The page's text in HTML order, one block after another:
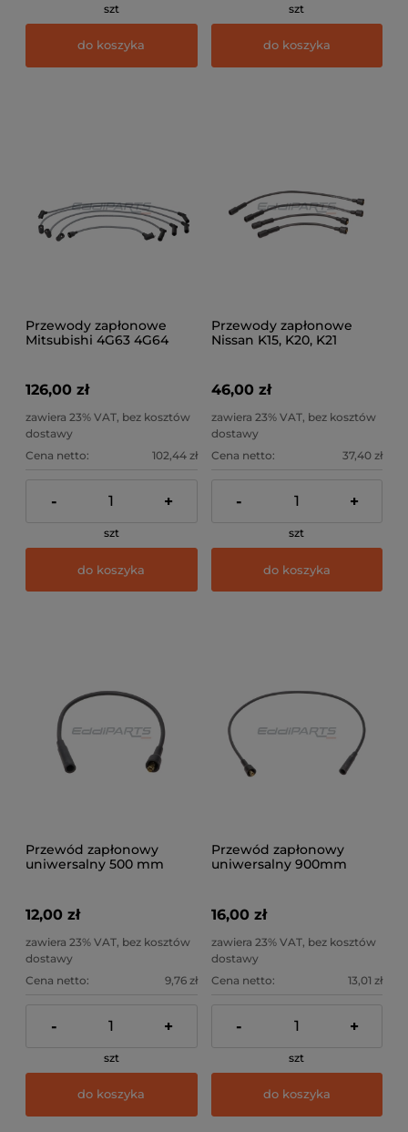
szt
do koszyka
szt
do koszyka
Przewody zapłonowe
Mitsubishi 4G63 4G64
126,00 zł
zawiera 23% VAT, bez kosztów
dostawy
Cena netto:
102,44 zł
- +
szt
do koszyka
Przewody zapłonowe
Nissan K15, K20, K21
46,00 zł
zawiera 23% VAT, bez kosztów
dostawy
Cena netto:
37,40 zł
- +
szt
do koszyka
Przewód zapłonowy
uniwersalny 500 mm
12,00 zł
zawiera 23% VAT, bez kosztów
dostawy
Cena netto:
9,76 zł
- +
szt
do koszyka
Przewód zapłonowy
uniwersalny 900mm
16,00 zł
zawiera 23% VAT, bez kosztów
dostawy
Cena netto:
13,01 zł
- +
szt
do koszyka